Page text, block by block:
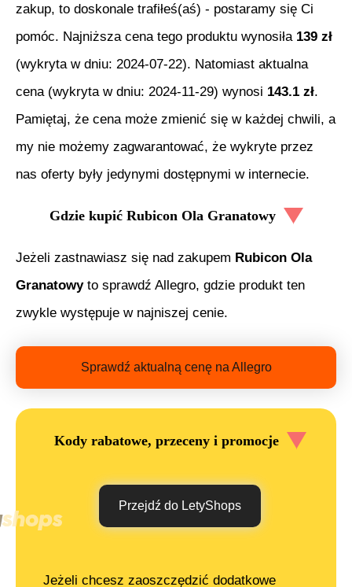
zakup, to doskonale trafiłeś(aś) - postaramy się Ci
pomóc. Najniższa cena tego produktu wynosiła 139 zł
(wykryta w dniu: 2024-07-22). Natomiast aktualna
cena (wykryta w dniu: 2024-11-29) wynosi 143.1 zł.
Pamiętaj, że cena może zmienić się w każdej chwili, a
my nie możemy zagwarantować, że wykryte przez
nas oferty były jedynymi dostępnymi w internecie.
Gdzie kupić Rubicon Ola Granatowy
Jeżeli zastnawiasz się nad zakupem Rubicon Ola
Granatowyto sprawdź Allegro, gdzie produkt ten
zwykle występuje w najniszej cenie.
Sprawdź aktualną cenę na Allegro
Kody rabatowe, przeceny i promocje
Przejdź do LetyShops
Jeżeli chcesz zaoszczędzić dodatkowe